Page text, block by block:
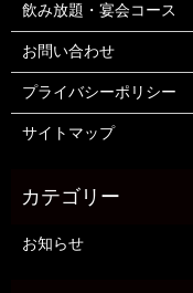
飲み放題・宴会コース
お問い合わせ
プライバシーポリシー
サイトマップ
お知らせ